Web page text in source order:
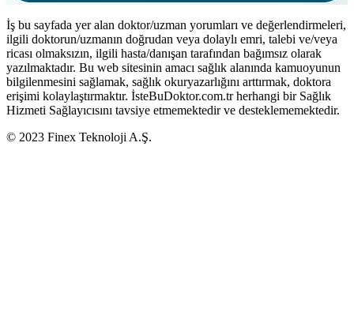
İş bu sayfada yer alan doktor/uzman yorumları ve değerlendirmeleri,
ilgili doktorun/uzmanın doğrudan veya dolaylı emri, talebi ve/veya
ricası olmaksızın, ilgili hasta/danışan tarafından bağımsız olarak
yazılmaktadır. Bu web sitesinin amacı sağlık alanında kamuoyunun
bilgilenmesini sağlamak, sağlık okuryazarlığını arttırmak, doktora
erişimi kolaylaştırmaktır. İsteBuDoktor.com.tr herhangi bir Sağlık
Hizmeti Sağlayıcısını tavsiye etmemektedir ve desteklememektedir.
© 2023 Finex Teknoloji A.Ş.